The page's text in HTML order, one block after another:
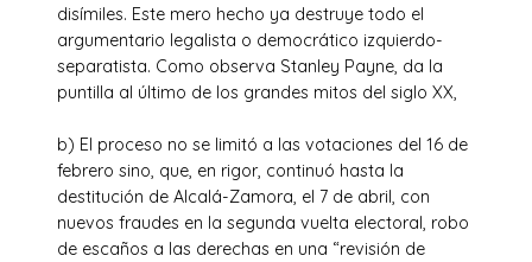
disímiles. Este mero hecho ya destruye todo el
argumentario legalista o democrático izquierdo-
separatista. Como observa Stanley Payne, da la
puntilla al último de los grandes mitos del siglo XX,
b) El proceso no se limitó a las votaciones del 16 de
febrero sino, que, en rigor, continuó hasta la
destitución de Alcalá-Zamora, el 7 de abril, con
nuevos fraudes en la segunda vuelta electoral, robo
de escaños a las derechas en una “revisión de